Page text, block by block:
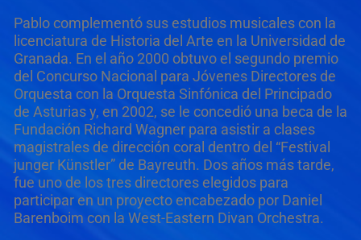
Pablo complementó sus estudios musicales con la
licenciatura de Historia del Arte en la Universidad de
Granada. En el año 2000 obtuvo el segundo premio
del Concurso Nacional para Jóvenes Directores de
Orquesta con la Orquesta Sinfónica del Principado
de Asturias y, en 2002, se le concedió una beca de la
Fundación Richard Wagner para asistir a clases
magistrales de dirección coral dentro del “Festival
junger Künstler” de Bayreuth. Dos años más tarde,
fue uno de los tres directores elegidos para
participar en un proyecto encabezado por Daniel
Barenboim con la West-Eastern Divan Orchestra.